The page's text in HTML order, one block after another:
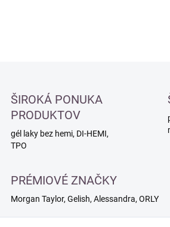
ŠIROKÁ PONUKA
PRODUKTOV
gél laky bez hemi, DI-HEMI,
TPO
PRÉMIOVÉ ZNAČKY
Morgan Taylor, Gelish, Alessandra, ORLY